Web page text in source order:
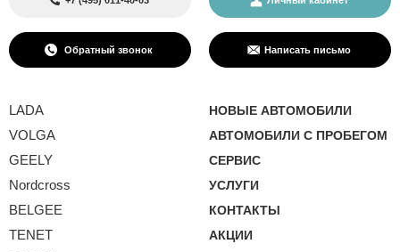
Обратный звонок Написать письмо
LADA
VOLGA
GEELY
Nordcross
BELGEE
TENET
НОВЫЕ АВТОМОБИЛИ
АВТОМОБИЛИ С ПРОБЕГОМ
СЕРВИС
УСЛУГИ
КОНТАКТЫ
АКЦИИ